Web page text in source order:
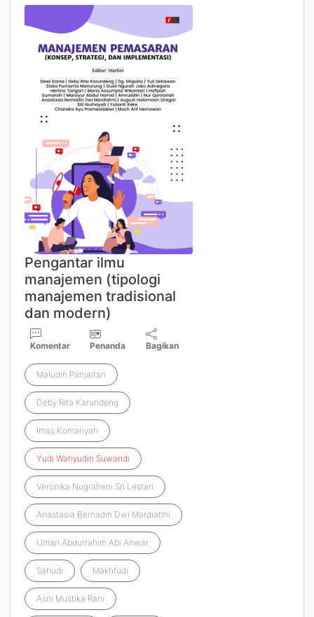
Pengantar ilmu
manajemen (tipologi
manajemen tradisional
dan modern)
Komentar Penanda Bagikan
Maludin Panjaitan
Deby Rita Karundeng
Imas Komariyah
Yudi Wahyudin Suwandi
Veronika Nugraheni Sri Lestari
Anastasia Bernadin Dwi Mardiatmi
Umari Abdurrahim Abi Anwar
Sahudi Makhfudi
Asni Mustika Rani